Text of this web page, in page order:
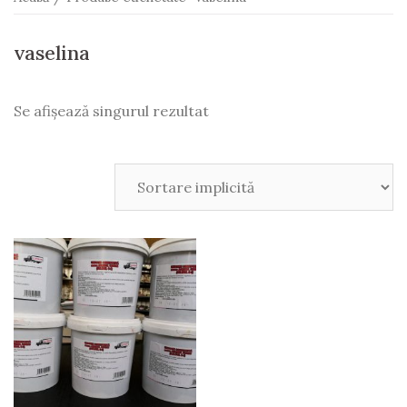
vaselina
Se afișează singurul rezultat